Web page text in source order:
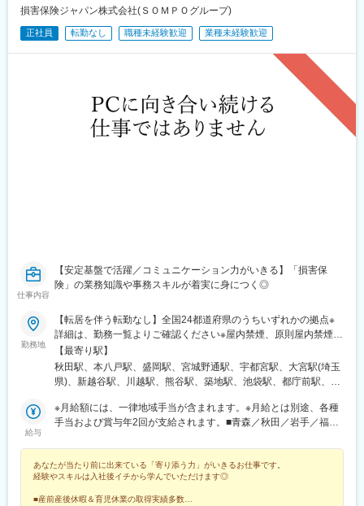
損害保険ジャパン株式会社(ＳＯＭＰＯグループ)
正社員 転勤なし 職種未経験歓迎 業種未経験歓迎
仕事内容
【安定基盤で活躍／コミュニケーション力がいきる】「損害保
険」の業務知識や事務スキルが着実に身につく◎
勤務地
【転居を伴う転勤なし】全国24都道府県のうちいずれかの拠点※
詳細は、勤務一覧よりご確認ください※屋内禁煙、原則屋内禁煙
（喫煙室あり）等、ビルにより異なります。
【最寄り駅】
秋田駅、本八戸駅、盛岡駅、宮城野通駅、宇都宮駅、大宮駅(埼玉
県)、新越谷駅、川越駅、熊谷駅、築地駅、池袋駅、都庁前駅、新
駅、野町駅、名鉄岐阜駅、福井城址大名町駅、新浜松駅、沼津
駅、久屋大通駅、伏見駅(愛知県)、近鉄四日市駅、和歌山駅、本町
谷駅、新富町駅(東京都)、東池袋駅、西新宿駅、馬車道駅、京成成
田駅、市役所前駅(千葉県)、岐阜駅、足羽山公園口駅、浜松駅、栄
町駅(愛知県)、国際センター駅、あすなろう四日市駅、田中口駅、
給与
※月給額には、一律地域手当が含まれます。※月給とは別途、各種
手当および賞与年2回が支給されます。■青森／秋田／岩手／福井
／栃木／岐阜／三重／和歌山月給21万円以上■静岡／愛知／福岡
月給22万円以上■広島月給23万円以上■埼玉／千葉／大阪月給24万
円以上■東京／神奈川月給25万円以上
あなたが当たり前に出来ている「寄り添う力」がいきるお仕事です。
経験やスキルは入社後イチから学んでいただけます◎
■産前産後休暇＆育児休業の取得実績多数